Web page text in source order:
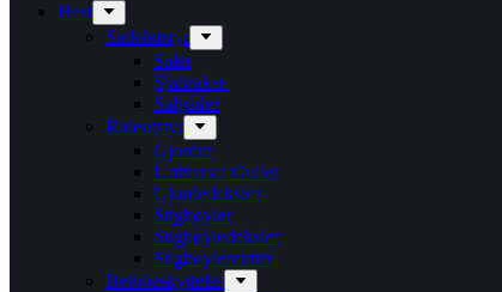
resultaterHest
Sadelutstyr
Saler
Sjabraker
Salpader
Rideutstyr
Gjorder
Universal Gullet
Gjordedeksler
Stigbøyler
Stigbøyledeksler
Stigbøylereimer
Beinbeskyttelse